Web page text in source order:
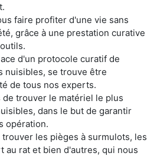
faire profiter d'une vie sans
grâce à une prestation curative
d'un protocole curatif de
nuisibles, se trouve être
de tous nos experts.
de trouver le matériel le plus
dans le but de garantir
opération.
les pièges à surmulots, les
au rat et bien d'autres, qui nous